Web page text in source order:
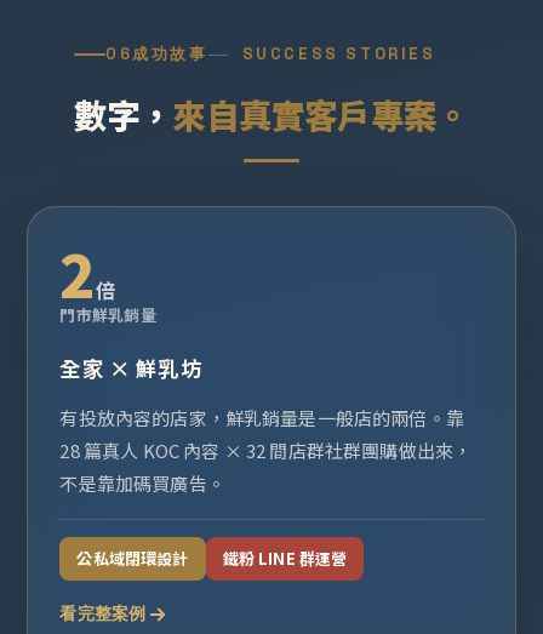
06成功故事 SUCCESS STORIES
數字， 來自真實客戶專案。
2倍
門市鮮乳銷量
全家 × 鮮乳坊
有投放內容的店家，鮮乳銷量是一般店的兩倍。靠
28 篇真人 KOC 內容 × 32 間店群社群團購做出來，
不是靠加碼買廣告。
公私域閉環設計 鐵粉 LINE 群運營
看完整案例